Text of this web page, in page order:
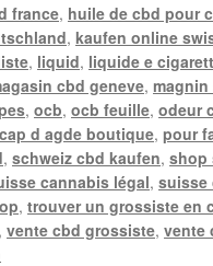
france, huile de cbd pour
,kaufen online
, liquid, liquide e
cbd geneve,magnin
,ocb,ocb feuille,odeur
d agde boutique,pour
,schweiz cbd kaufen,shop
cannabis légal,suisse
,trouver un grossiste en
,vente cbd grossiste,vente